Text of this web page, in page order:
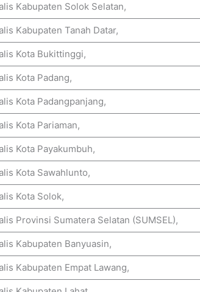
Kabupaten Solok Selatan,
Kabupaten Tanah Datar,
Kota Bukittinggi,
Kota Padang,
Kota Padangpanjang,
Kota Pariaman,
Kota Payakumbuh,
Kota Sawahlunto,
Kota Solok,
Provinsi Sumatera Selatan (SUMSEL),
Kabupaten Banyuasin,
Kabupaten Empat Lawang,